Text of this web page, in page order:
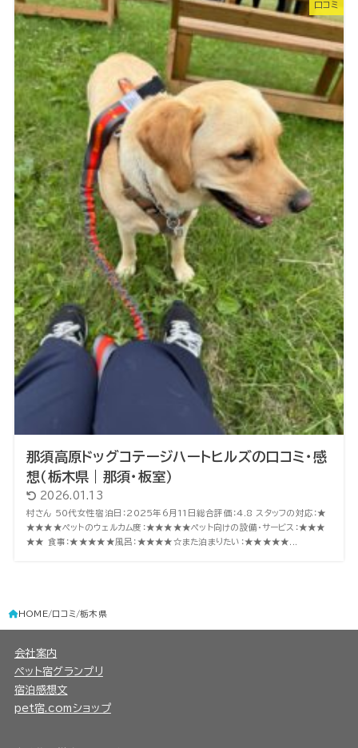
口コミ
那須高原ドッグコテージハートヒルズの口コミ・感
想（栃木県｜那須・板室）
2026.01.13
村さん 50代女性宿泊日：2025年6月11日総合評価：4.8 スタッフの対応：★
★★★★ペットのウェルカム度：★★★★★ペット向けの設備・サービス：★★★
★★ 食事：★★★★★風呂：★★★★☆また泊まりたい：★★★★★...
HOME 口コミ 栃木県
会社案内
ペット宿グランプリ
宿泊感想文
pet宿.comショップ